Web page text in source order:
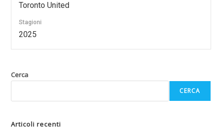
Toronto United
Stagioni
2025
Cerca
CERCA
Articoli recenti